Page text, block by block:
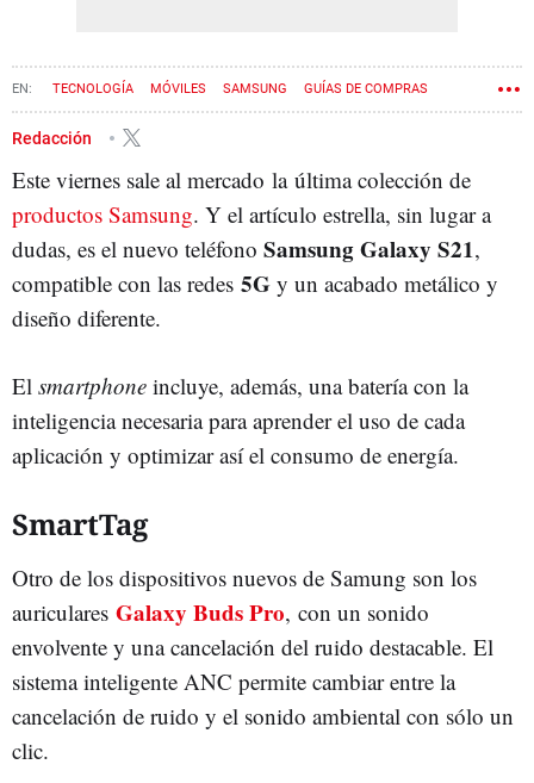
TECNOLOGÍA MÓVILES SAMSUNG GUÍAS DE COMPRAS
Redacción
Este viernes sale al mercado la última colección de
productos Samsung. Y el artículo estrella, sin lugar a
dudas, es el nuevo teléfono Samsung Galaxy S21,
compatible con las redes 5G y un acabado metálico y
diseño diferente.
El smartphone incluye, además, una batería con la
inteligencia necesaria para aprender el uso de cada
aplicación y optimizar así el consumo de energía.
SmartTag
Otro de los dispositivos nuevos de Samung son los
auriculares Galaxy Buds Pro, con un sonido
envolvente y una cancelación del ruido destacable. El
sistema inteligente ANC permite cambiar entre la
cancelación de ruido y el sonido ambiental con sólo un
clic.